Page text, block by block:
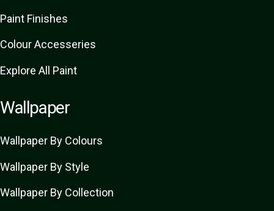
Paint Finishes
Colour Accesseries
Explore All Paint
Wallpaper
Wallpaper By Colours
Wallpaper By Style
Wallpaper By Collection